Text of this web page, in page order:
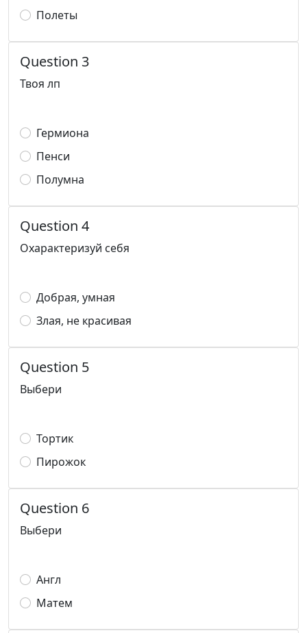
Полеты
Question 3
Твоя лп
Гермиона
Пенси
Полумна
Question 4
Охарактеризуй себя
Добрая, умная
Злая, не красивая
Question 5
Выбери
Тортик
Пирожок
Question 6
Выбери
Англ
Матем